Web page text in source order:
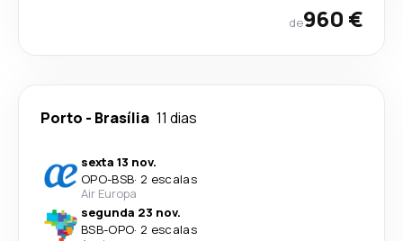
de960 €
Porto - Brasília 11 dias
sexta 13 nov.
OPO-BSB· 2 escalas
Air Europa
segunda 23 nov.
BSB-OPO· 2 escalas